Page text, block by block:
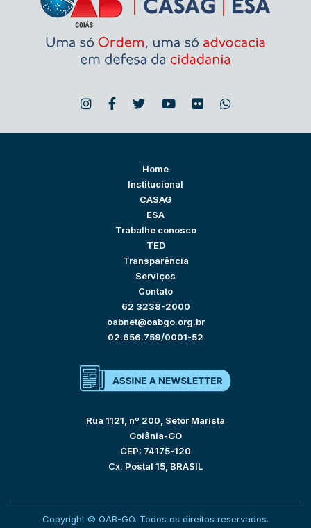
Home
Institucional
CASAG
ESA
Trabalhe conosco
TED
Transparência
Serviços
Contato
62 3238-2000
oabnet@oabgo.org.br
02.656.759/0001-52
Rua 1121, nº 200, Setor Marista
Goiânia-GO
CEP: 74175-120
Cx. Postal 15, BRASIL
Copyright © OAB-GO. Todos os direitos reservados.